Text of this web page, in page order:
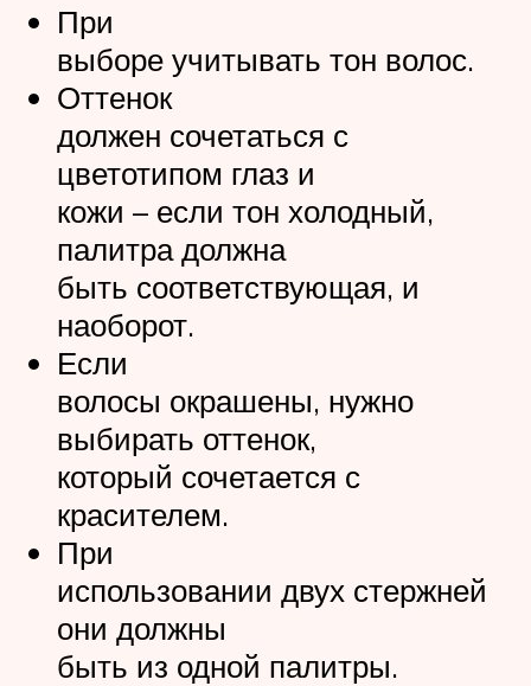
При
выборе учитывать тон волос.
Оттенок
должен сочетаться с
цветотипом глаз и
кожи – если тон холодный,
палитра должна
быть соответствующая, и
наоборот.
Если
волосы окрашены, нужно
выбирать оттенок,
который сочетается с
красителем.
При
использовании двух стержней
они должны
быть из одной палитры.